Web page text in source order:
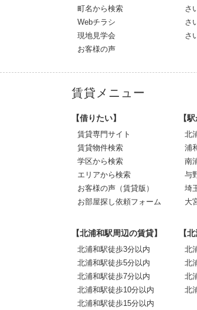
町名から検索
Webチラシ
現地見学会
お客様の声
さ
さ
さ
賃貸メニュー
【借りたい】
賃貸専門サイト
賃貸物件検索
学区から検索
エリアから検索
お客様の声（賃貸版）
お部屋探し依頼フォーム
【
北
浦
南
与
埼
大
【北浦和駅周辺の賃貸】
北浦和駅徒歩3分以内
北浦和駅徒歩5分以内
北浦和駅徒歩7分以内
北浦和駅徒歩10分以内
北浦和駅徒歩15分以内
【
北
北
北
北